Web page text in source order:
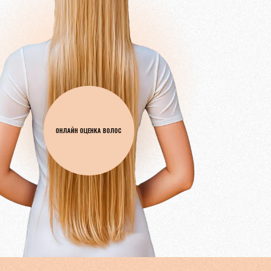
ГОРОД
налаженную сеть
в более
России.
ОПЛАТИМ ТРАНСПОРТ
Оплатим транспорт до
места проведения сделки
(в обе стороны).
ОНЛАЙН ОЦЕНКА ВОЛОС